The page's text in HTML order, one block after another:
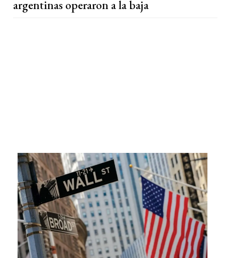
argentinas operaron a la baja